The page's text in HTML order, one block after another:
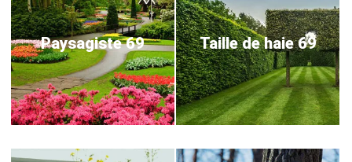
Paysagiste 69 Taille de haie 69